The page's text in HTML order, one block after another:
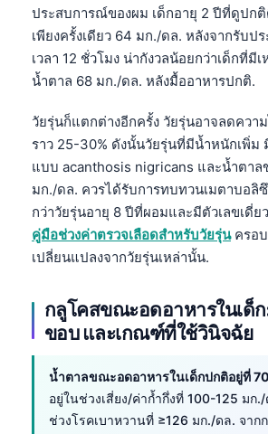
ประสบการณ์ของผม เด็กอายุ 2 ปีที่ดูปก
เพียงครั้งเดียว 64 มก./ดล. หลังจากรับป
เวลา 12 ชั่วโมง น่ากังวลน้อยกว่าเด็กที่มี
น้ำตาล 68 มก./ดล. หลังมื้ออาหารปกติ.
วัยรุ่นก็แตกต่างอีกครั้ง วัยรุ่นอาจลดควา
ราว 25-30% ดังนั้นวัยรุ่นที่มีน้ำหนักเพิ่ม
แบบ acanthosis nigricans และน้ำตาล
มก./ดล. ควรได้รับการทบทวนเมตาบอลิ
กว่าวัยรุ่นอายุ 8 ปีที่ผอมและมีตัวเลขเดี่ย
คู่มือช่วงค่าตรวจเลือดสำหรับวัยรุ่นครอ
เปลี่ยนแปลงจากวัยรุ่นเหล่านั้น.
กลูโคสขณะอดอาหารในเด็
ขอบ และเกณฑ์ที่ใช้วินิจฉัย
น้ำตาลขณะอดอาหารในเด็กปกติอยู่ที่
อยู่ในช่วงเสี่ยง/ค่าก้ำกึ่งที่ 100-125 มก
ช่วงโรคเบาหวานที่ ≥126 มก./ดล. จาก